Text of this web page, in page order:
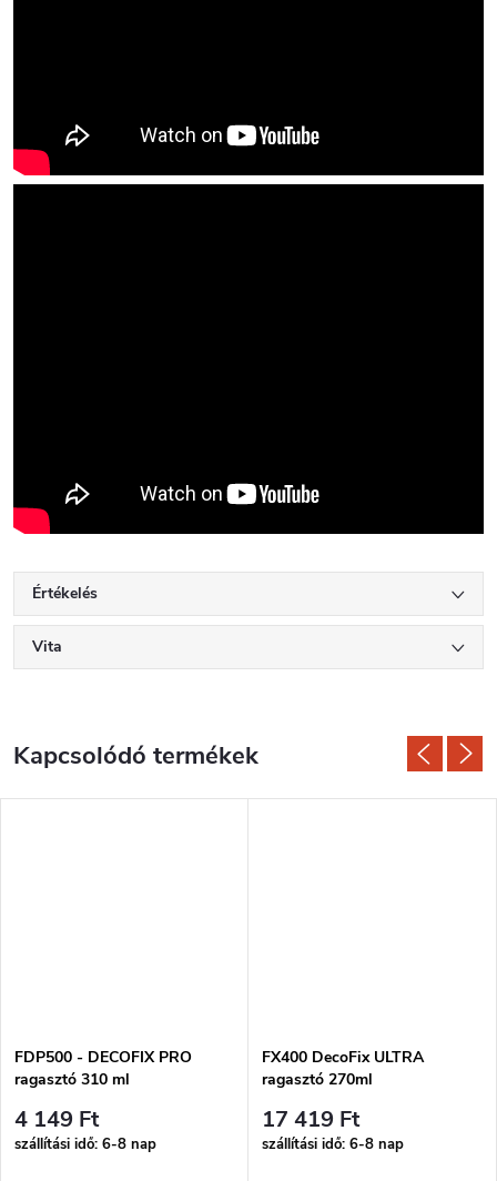
Értékelés
Vita
Kapcsolódó termékek
FDP500 - DECOFIX PRO
ragasztó 310 ml
4 149 Ft
szállítási idő: 6-8 nap
FX400 DecoFix ULTRA
ragasztó 270ml
17 419 Ft
szállítási idő: 6-8 nap